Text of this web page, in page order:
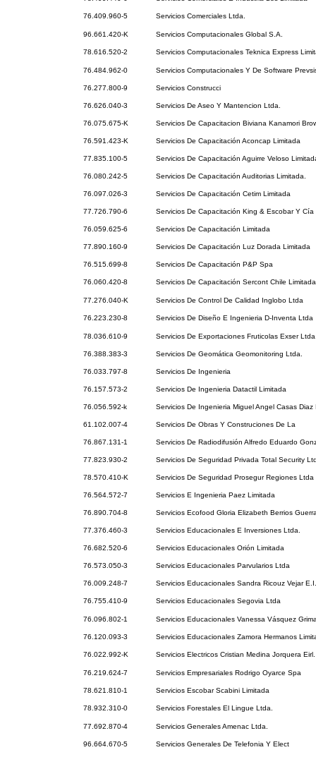
76.409.960-5 Servicios Comerciales Ltda.
96.661.420-K Servicios Computacionales Global S.A.
78.616.520-2 Servicios Computacionales Teknica Express
76.484.962-0 Servicios Computacionales Y De Software
76.277.800-9 Servicios Construcci
76.626.040-3 Servicios De Aseo Y Mantencion Ltda.
76.075.675-K Servicios De Capacitacion Biviana Kanamori
76.591.423-K Servicios De Capacitación Aconcap Limitada
77.835.100-5 Servicios De Capacitación Aguirre Veloso
76.080.242-5 Servicios De Capacitación Auditorias Limitada.
76.097.026-3 Servicios De Capacitación Cetim Limitada
77.726.790-6 Servicios De Capacitación King & Escobar Y Cía
76.059.625-6 Servicios De Capacitación Limitada
77.890.160-9 Servicios De Capacitación Luz Dorada Limitada
76.515.699-8 Servicios De Capacitación P&P Spa
76.060.420-8 Servicios De Capacitación Sercont Chile Limitada
77.276.040-K Servicios De Control De Calidad Inglobo Ltda
76.223.230-8 Servicios De Diseño E Ingenieria D-Inventa Ltda
78.036.610-9 Servicios De Exportaciones Fruticolas Exser
76.388.383-3 Servicios De Geomática Geomonitoring Ltda.
76.033.797-8 Servicios De Ingenieria
76.157.573-2 Servicios De Ingenieria Datactil Limitada
76.056.592-k Servicios De Ingenieria Miguel Angel Casas Diaz
61.102.007-4 Servicios De Obras Y Construciones De La
76.867.131-1 Servicios De Radiodifusión Alfredo Eduardo
77.823.930-2 Servicios De Seguridad Privada Total Security
78.570.410-K Servicios De Seguridad Prosegur Regiones Ltda
76.564.572-7 Servicios E Ingenieria Paez Limitada
76.890.704-8 Servicios Ecofood Gloria Elizabeth Berrios
77.376.460-3 Servicios Educacionales E Inversiones Ltda.
76.682.520-6 Servicios Educacionales Orión Limitada
76.573.050-3 Servicios Educacionales Parvularios Ltda
76.009.248-7 Servicios Educacionales Sandra Ricouz Vejar
76.755.410-9 Servicios Educacionales Segovia Ltda
76.096.802-1 Servicios Educacionales Vanessa Vásquez
76.120.093-3 Servicios Educacionales Zamora Hermanos
76.022.992-K Servicios Electricos Cristian Medina Jorquera Eirl.
76.219.624-7 Servicios Empresariales Rodrigo Oyarce Spa
78.621.810-1 Servicios Escobar Scabini Limitada
78.932.310-0 Servicios Forestales El Lingue Ltda.
77.692.870-4 Servicios Generales Amenac Ltda.
96.664.670-5 Servicios Generales De Telefonia Y Elect